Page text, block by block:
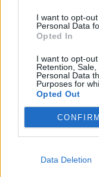
I want to opt-
Personal Data
Opted In
I want to opt-
Retention,
Personal Data
Purposes for
Opted Out
CONFIRM
Data Deletion
LEGOLVASOTTABB